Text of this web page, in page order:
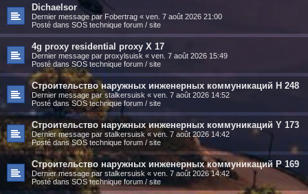
Dichaelsor
Dernier message par Fobertrag « ven. 7 août 2026 21:00
Posté dans SOS technique forum / site
4g proxy residential proxy X 17
Dernier message par proxylsuisk « ven. 7 août 2026 15:49
Posté dans SOS technique forum / site
Строительство наружных инженерных коммуникаций H 248
Dernier message par stalkersuisk « ven. 7 août 2026 14:52
Posté dans SOS technique forum / site
Строительство наружных инженерных коммуникаций Y 173
Dernier message par stalkersuisk « ven. 7 août 2026 14:42
Posté dansSOS technique forum / site
Строительство наружных инженерных коммуникаций P 169
Dernier message par stalkersuisk « ven. 7 août 2026 14:42
Posté dans SOS technique forum / site